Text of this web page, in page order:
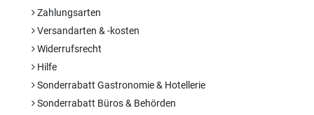
Zahlungsarten
Versandarten & -kosten
Widerrufsrecht
Hilfe
Sonderrabatt Gastronomie & Hotellerie
Sonderrabatt Büros & Behörden